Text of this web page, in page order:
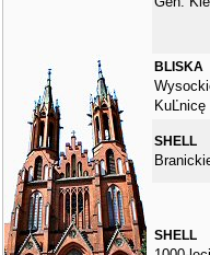
BLISKA
KuĽnicę
SHELL
SHELL